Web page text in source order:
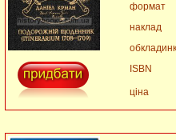
формат
наклад
ISBN
ціна